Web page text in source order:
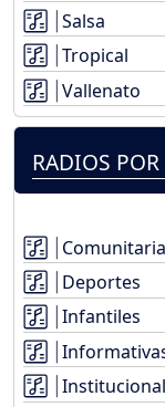
Salsa
Tropical
Vallenato
RADIOS
Deportes
Infantiles